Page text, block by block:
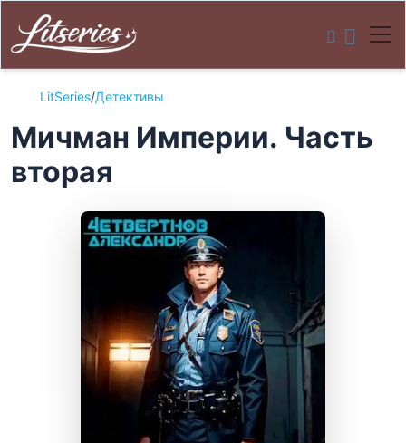
LitSeries/Детективы
Мичман Империи. Часть
вторая